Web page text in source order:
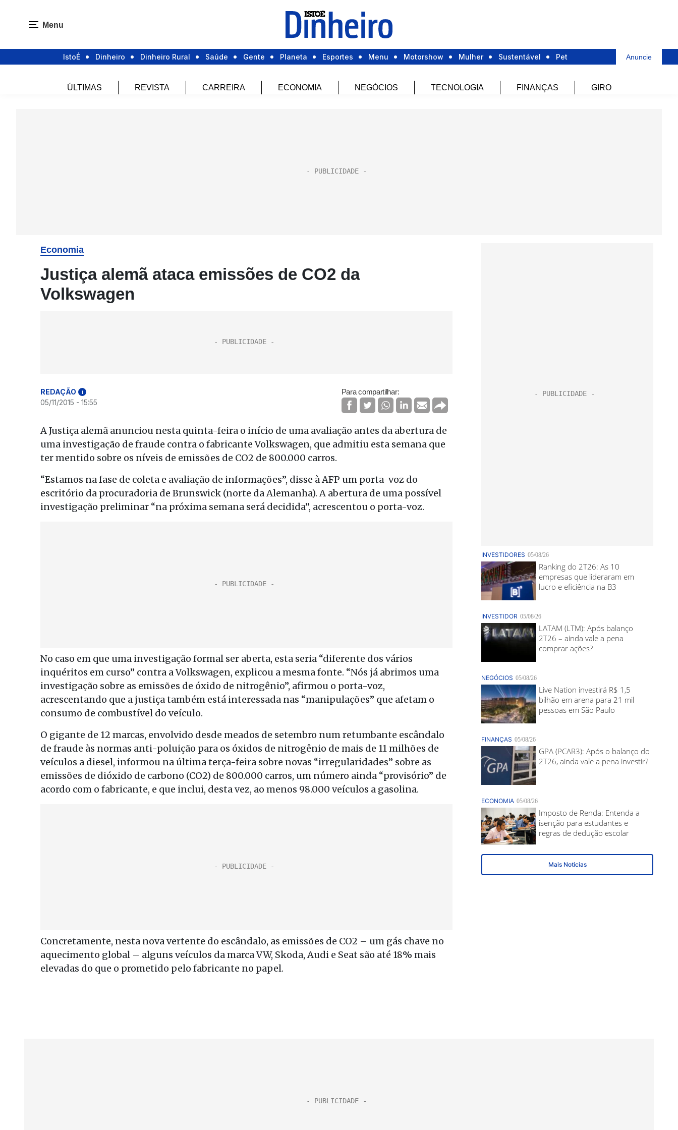
Menu
IstoÉ Dinheiro Dinheiro Rural Saúde Gente Planeta Esportes Menu Motorshow Mulher Sustentável Pet Anuncie
ÚLTIMAS REVISTA CARREIRA ECONOMIA NEGÓCIOS TECNOLOGIA FINANÇAS GIRO
Economia
Justiça alemã ataca emissões de CO2 da
Volkswagen
REDAÇÃO i
05/11/2015 - 15:55
Para compartilhar:
A Justiça alemã anunciou nesta quinta-feira o início de uma avaliação antes da abertura de
uma investigação de fraude contra o fabricante Volkswagen, que admitiu esta semana que
ter mentido sobre os níveis de emissões de CO2 de 800.000 carros.
“Estamos na fase de coleta e avaliação de informações”, disse à AFP um porta-voz do
escritório da procuradoria de Brunswick (norte da Alemanha). A abertura de uma possível
investigação preliminar “na próxima semana será decidida”, acrescentou o porta-voz.
No caso em que uma investigação formal ser aberta, esta seria “diferente dos vários
inquéritos em curso” contra a Volkswagen, explicou a mesma fonte. “Nós já abrimos uma
investigação sobre as emissões de óxido de nitrogênio”, afirmou o porta-voz,
acrescentando que a justiça também está interessada nas “manipulações” que afetam o
consumo de combustível do veículo.
O gigante de 12 marcas, envolvido desde meados de setembro num retumbante escândalo
de fraude às normas anti-poluição para os óxidos de nitrogênio de mais de 11 milhões de
veículos a diesel, informou na última terça-feira sobre novas “irregularidades” sobre as
emissões de dióxido de carbono (CO2) de 800.000 carros, um número ainda “provisório” de
acordo com o fabricante, e que inclui, desta vez, ao menos 98.000 veículos a gasolina.
Concretamente, nesta nova vertente do escândalo, as emissões de CO2 – um gás chave no
aquecimento global – alguns veículos da marca VW, Skoda, Audi e Seat são até 18% mais
elevadas do que o prometido pelo fabricante no papel.